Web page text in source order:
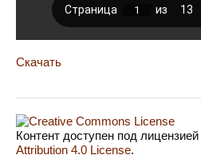
Скачать
Контент доступен под лицензией
Attribution 4.0 License.